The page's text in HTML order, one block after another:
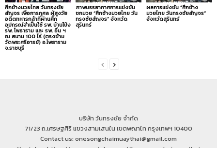
ศึกช้างมวยไทย วันทรงชัย
สัญจร เพื่อการกุศล ผู้สูงวัย
อดีตทหารกล้าที่ผ่านศึก
อุปกรณ์จำเป็นใช้ รพ. บ้านโป่ง
รพ. โพธาราม และ รพ. อื่น ฯ
ณ สนาม 100 ไร่ (ตรงข้าม
วัดพระศรีอารย์) อ.โพธาราม
จ.ราชบุรี
ภาพบรรยากาศการแข่งขัน
ชกมวย “ศึกช้างมวยไทย วัน
ทรงชัยสัญจร” จังหวัด
สุรินทร์
ผลการแข่งขัน “ศึกช้าง
มวยไทย วันทรงชัยสัญจร”
จังหวัดสุรินทร์
บริษัท วันทรงชัย จำกัด
71/23 ถ.เศรษฐศิริ แขวงสามเสนใน เขตพญาไท กรุงเทพฯ 10400
Contact us: onesongchaimuaythai@gmail.com